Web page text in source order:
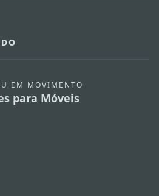
EM MOVIMENTO
para Móveis